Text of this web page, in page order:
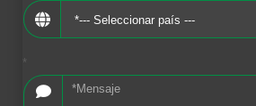
*--- Seleccionar país ---
*